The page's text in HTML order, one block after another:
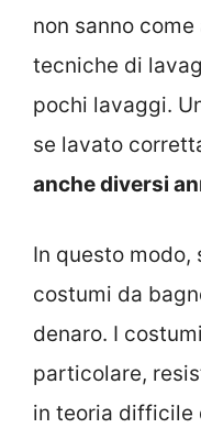
non sanno
tecniche di
pochi lavaggi.
se lavato
anche diversi
In questo
costumi da
denaro. I
particolare,
in teoria difficile